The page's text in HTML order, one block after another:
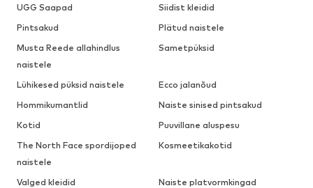
UGG Saapad
Siidist kleidid
Pintsakud
Plätud naistele
Musta Reede allahindlus
naistele
Sametpüksid
Lühikesed püksid naistele
Ecco jalanõud
Hommikumantlid
Naiste sinised pintsakud
Kotid
Puuvillane aluspesu
The North Face spordijoped
naistele
Kosmeetikakotid
Valged kleidid
Naiste platvormkingad